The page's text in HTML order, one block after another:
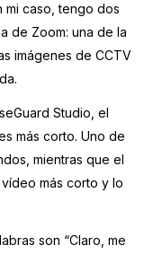
mi caso, tengo dos
de Zoom: una de la
imágenes de CCTV
Studio, el
más corto. Uno de
mientras que el
más corto y lo
son “Claro, me